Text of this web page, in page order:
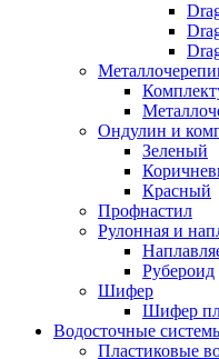
Ондулин и
Зеленый
Красный
Профнастил
Рулонная и
Рубероид
Шифер
Шифер
Водосточные
Пластиковые